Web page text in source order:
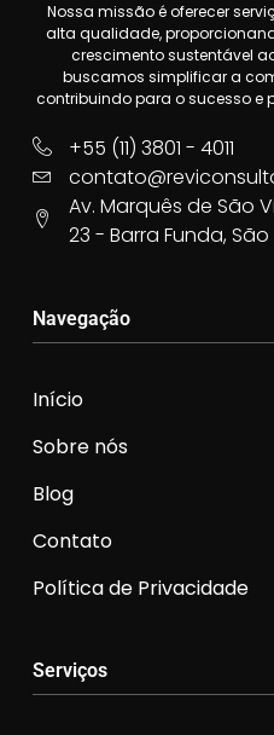
Nossa missão é oferecer
alta qualidade,
crescimento sustentável
buscamos simplificar a
contribuindo para o sucesso e
+55 (11) 3801 - 4011
Av. Marquês de São
23 - Barra Funda, São
Navegação
Início
Sobre nós
Blog
Contato
Política de Privacidade
Serviços